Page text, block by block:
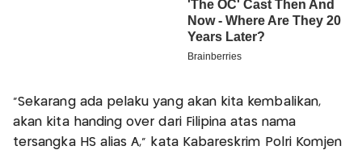
“Sekarang ada pelaku yang akan kita kembalikan,
akan kita handing over dari Filipina atas nama
tersangka HS alias A,” kata Kabareskrim Polri Komjen